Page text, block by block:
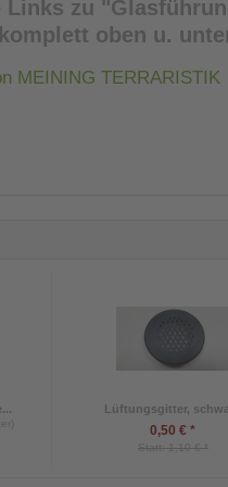
Links zu
oben u.
MEINING TERRARISTIK
Lüftungsgitter,
0,50 € *
Statt: 1,10 € *